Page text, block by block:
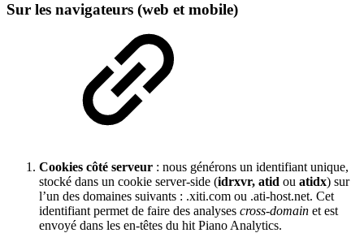
Sur les navigateurs (web et mobile)
Cookies côté serveur : nous générons un identifiant unique,
stocké dans un cookie server-side (idrxvr, atid ou atidx) sur
l’un des domaines suivants : .xiti.com ou .ati-host.net. Cet
identifiant permet de faire des analyses cross-domain et est
envoyé dans les en-têtes du hit Piano Analytics.